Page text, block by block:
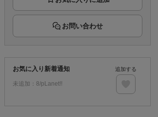
お問い合わせ
お気に入り新着通知
未追加： 8/pLanet!!
追加する